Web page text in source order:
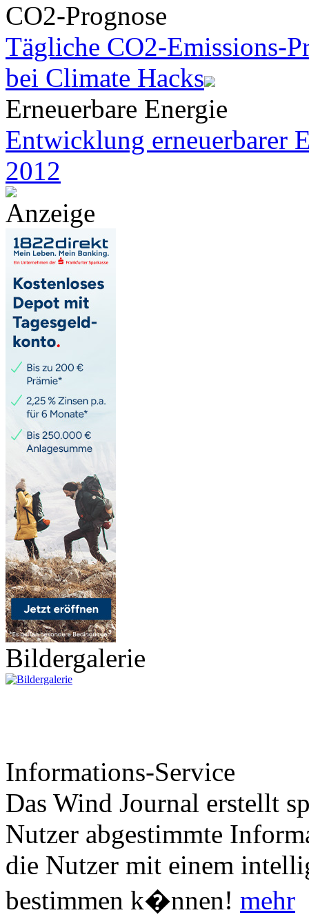
CO2-Prognose
Tägliche CO2-Emissions-
bei Climate Hacks
Erneuerbare Energie
Entwicklung erneuerbarer
2012
Anzeige
Bildergalerie
Informations-Service
Das Wind Journal erstellt
Nutzer abgestimmte
die Nutzer mit einem
bestimmen k�nnen! mehr